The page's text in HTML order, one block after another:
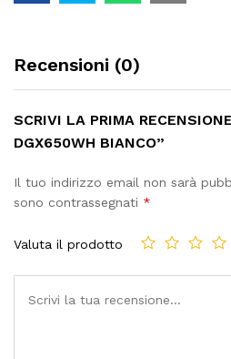
Recensioni (0)
SCRIVI LA PRIMA
DGX650WH BIANCO”
Il tuo indirizzo email non sarà
sono contrassegnati *
Valuta il prodotto